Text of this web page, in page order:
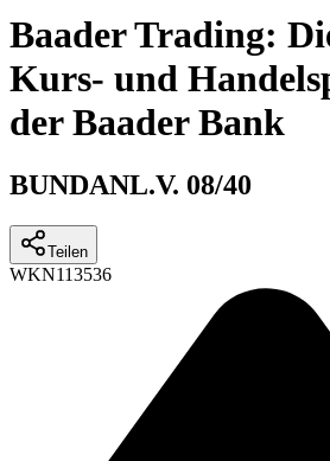
Baader Trading:
Kurs- und
der Baader Bank
BUNDANL.V. 08/40
Teilen
WKN113536